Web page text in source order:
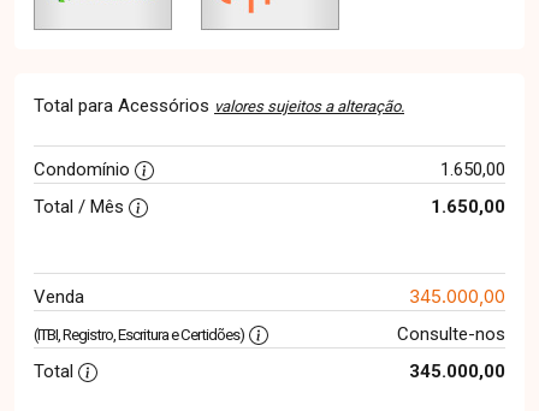
Total para Acessórios valores sujeitos a alteração.
Condomínio
1.650,00
Total / Mês
1.650,00
Venda 345.000,00
(ITBI, Registro, Escritura e Certidões)
Consulte-nos
Total
345.000,00